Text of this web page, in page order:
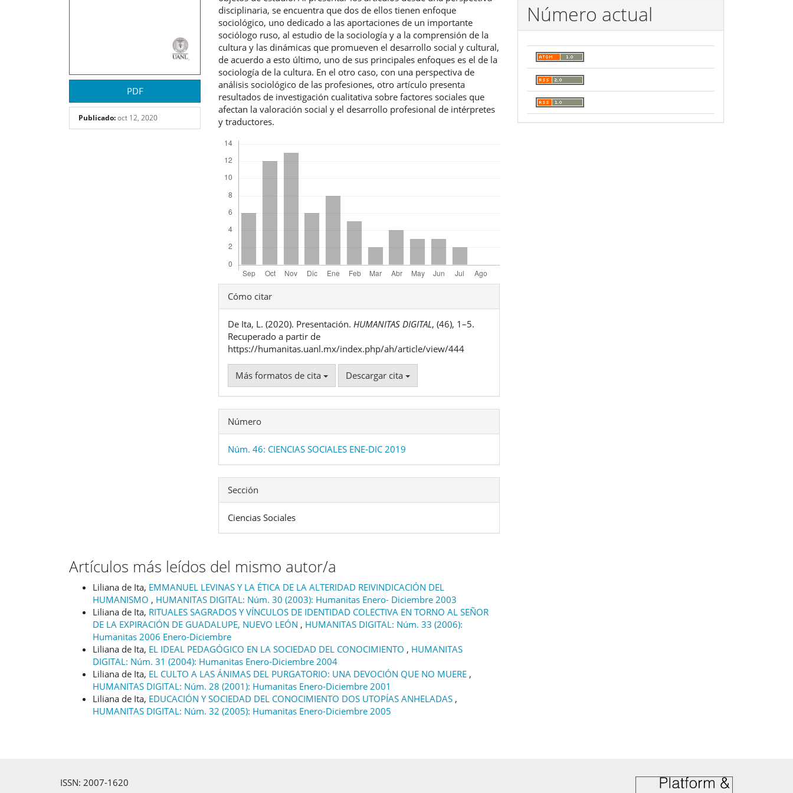
PDF
Publicado:oct 12, 2020
disciplinaria, se encuentra que dos de ellos tienen enfoque
sociológico, uno dedicado a las aportaciones de un importante
sociólogo ruso, al estudio de la sociología y a la comprensión de la
cultura y las dinámicas que promueven el desarrollo social y cultural,
de acuerdo a esto último, uno de sus principales enfoques es el de la
sociología de la cultura. En el otro caso, con una perspectiva de
análisis sociológico de las profesiones, otro artículo presenta
resultados de investigación cualitativa sobre factores sociales que
afectan la valoración social y el desarrollo profesional de intérpretes
y traductores.
Detalles
del
artículo
Cómo citar
De Ita, L. (2020). Presentación.HUMANITAS DIGITAL, (46), 1–5.
Recuperado a partir de
https://humanitas.uanl.mx/index.php/ah/article/view/444
Más formatos de cita Descargar cita
Número
Núm. 46: CIENCIAS SOCIALES ENE-DIC 2019
Sección
Ciencias Sociales
Artículos más leídos del mismo autor/a
Liliana de Ita, EMMANUEL LEVINAS Y LA ÉTICA DE LA ALTERIDAD REIVINDICACIÓN DEL
HUMANISMO , HUMANITAS DIGITAL: Núm. 30 (2003): Humanitas Enero- Diciembre 2003
Liliana de Ita, RITUALES SAGRADOS Y VÍNCULOS DE IDENTIDAD COLECTIVA EN TORNO AL SEÑOR
DE LA EXPIRACIÓN DE GUADALUPE, NUEVO LEÓN , HUMANITAS DIGITAL: Núm. 33 (2006):
Humanitas 2006 Enero-Diciembre
Liliana de Ita, EL IDEAL PEDAGÓGICO EN LA SOCIEDAD DEL CONOCIMIENTO , HUMANITAS
DIGITAL: Núm. 31 (2004): Humanitas Enero-Diciembre 2004
Liliana de Ita, EL CULTO A LAS ÁNIMAS DEL PURGATORIO: UNA DEVOCIÓN QUE NO MUERE ,
HUMANITAS DIGITAL: Núm. 28 (2001): Humanitas Enero-Diciembre 2001
Liliana de Ita, EDUCACIÓN Y SOCIEDAD DEL CONOCIMIENTO DOS UTOPÍAS ANHELADAS ,
HUMANITAS DIGITAL: Núm. 32 (2005): Humanitas Enero-Diciembre 2005
Número actual
ISSN: 2007-1620